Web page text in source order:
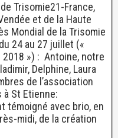
France,
et de la Haute
Mondial de la Trisomie
24 au 27 juillet («
2018 ») : Antoine, notre
Delphine, Laura
de l’association
à St Etienne:
témoigné avec brio, en
midi, de la création